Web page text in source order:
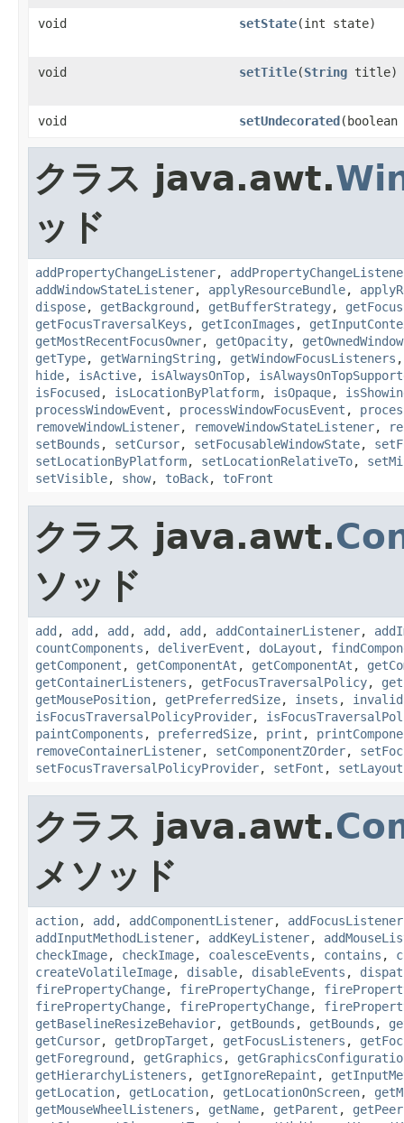
void setState(int state)
void setTitle(String title)
void setUndecorated(boolean
クラス java.awt.
ッド
addPropertyChangeListener,
addWindowStateListener, applyResourceBundle,
dispose, getBackground , getBufferStrategy,
getFocusTraversalKeys , getIconImages ,
getMostRecentFocusOwner, getOpacity,
getType, getWarningString , getWindowFocusListeners
hide, isActive, isAlwaysOnTop,
isFocused , isLocationByPlatform, isOpaque,
processWindowEvent , processWindowFocusEvent ,
removeWindowListener, removeWindowStateListener,
setBounds , setCursor, setFocusableWindowState,
setLocationByPlatform, setLocationRelativeTo,
setVisible, show, toBack, toFront
クラス java.awt.
ソッド
add , add , add , add , add , addContainerListener,
countComponents , deliverEvent , doLayout ,
getComponent , getComponentAt , getComponentAt ,
getContainerListeners , getFocusTraversalPolicy,
getMousePosition, getPreferredSize, insets ,
isFocusTraversalPolicyProvider,
paintComponents , preferredSize, print ,
removeContainerListener, setComponentZOrder,
setFocusTraversalPolicyProvider, setFont , setLayout
クラス java.awt.
メソッド
action, add , addComponentListener, addFocusListener
addInputMethodListener, addKeyListener,
checkImage, checkImage, coalesceEvents , contains ,
createVolatileImage, disable, disableEvents ,
firePropertyChange, firePropertyChange,
firePropertyChange, firePropertyChange,
getBaselineResizeBehavior, getBounds , getBounds ,
getCursor, getDropTarget , getFocusListeners ,
getForeground , getGraphics ,
getHierarchyListeners , getIgnoreRepaint ,
getLocation, getLocation, getLocationOnScreen,
getMouseWheelListeners , getName, getParent , getPeer